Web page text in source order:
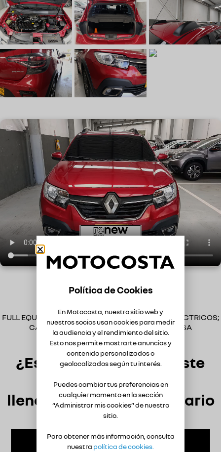
Información Adicional
FULL EQUIPO RADIO PANTALLA;ELEVAVIDRIOS ELECTRICOS;
CAMARA DE REVERSA; SENSOR DE REVERSA
EXPLORADORAS
¿Estás interesado en este
usado?
llena el siguiente formulario
Política de Cookies
En Motocosta, nuestro sitio web y
nuestros socios usan cookies para medir
la audiencia y el rendimiento del sitio.
Esto nos permite mostrarte anuncios y
contenido personalizados o
geolocalizados según tu interés.
Puedes cambiar tus preferencias en
cualquier momento en la sección
“Administrar mis cookies” de nuestro
sitio.
Para obtener más información, consulta
nuestra política de cookies.